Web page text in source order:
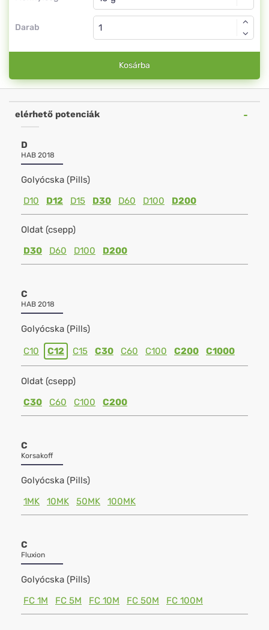
Darab
Kosárba
elérhető potenciák
D
HAB 2018
Golyócska (Pills)
D10
D12 D15 D30 D60 D100 D200
Oldat (csepp)
D30
D60 D100 D200
C
HAB 2018
Golyócska (Pills)
C10 C12 C15 C30 C60 C100 C200 C1000
Oldat (csepp)
C30
C60 C100 C200
C
Korsakoff
Golyócska (Pills)
1MK
10MK 50MK 100MK
C
Fluxion
Golyócska (Pills)
FC 1M
FC 5M FC 10M FC 50M FC 100M